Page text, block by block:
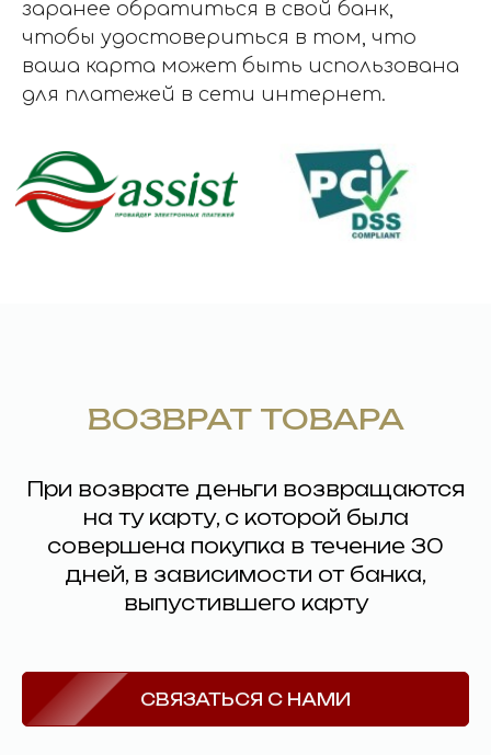
заранее обратиться в свой банк,
чтобы удостовериться в том, что
ваша карта может быть использована
для платежей в сети интернет.
ВОЗВРАТ ТОВАРА
При возврате деньги возвращаются
на ту карту, с которой была
совершена покупка в течение 30
дней, в зависимости от банка,
выпустившего карту
СВЯЗАТЬСЯ С НАМИ